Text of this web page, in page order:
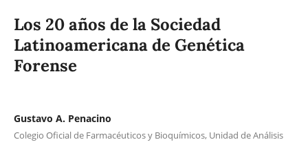
Los 20 años de la Sociedad
Latinoamericana de Genética
Forense
Gustavo A. Penacino
Colegio Oficial de Farmacéuticos y Bioquímicos, Unidad de Análisis